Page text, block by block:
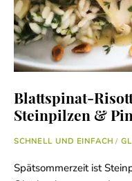
Blattspinat-
Steinpilzen &
SCHNELL UND EINFACH /
Spätsommerzeit ist